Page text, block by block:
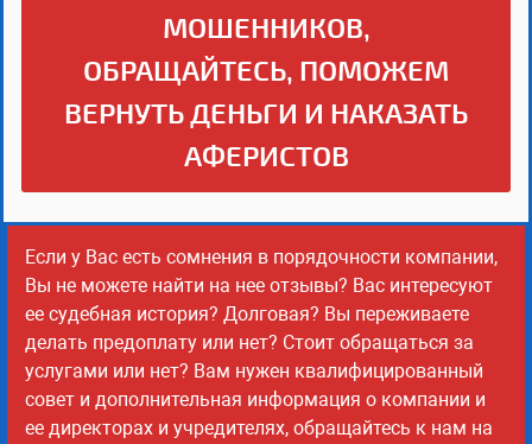
МОШЕННИКОВ,
ОБРАЩАЙТЕСЬ, ПОМОЖЕМ
ВЕРНУТЬ ДЕНЬГИ И НАКАЗАТЬ
АФЕРИСТОВ
Если у Вас есть сомнения в порядочности компании,
Вы не можете найти на нее отзывы? Вас интересуют
ее судебная история? Долговая? Вы переживаете
делать предоплату или нет? Стоит обращаться за
услугами или нет? Вам нужен квалифицированный
совет и дополнительная информация о компании и
ее директорах и учредителях, обращайтесь к нам на